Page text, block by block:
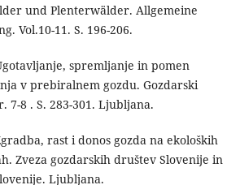
und Plenterwälder. Allgemeine
Vol.10-11. S. 196-206.
spremljanje in pomen
v prebiralnem gozdu. Gozdarski
7-8 . S. 283-301. Ljubljana.
rast i donos gozda na ekoloških
Zveza gozdarskih društev Slovenije in
Ljubljana.